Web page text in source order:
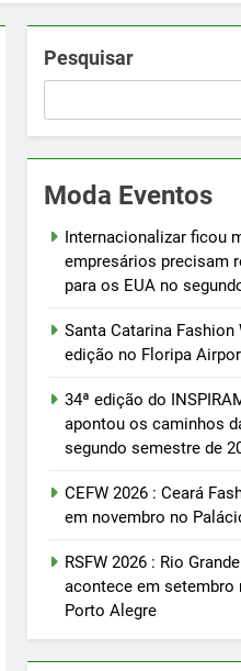
Pesquisar
Moda Eventos
Internacionalizar ficou
empresários precisam
para os EUA no
Santa Catarina Fashion
edição no Floripa
34ª edição do
apontou os caminhos
segundo semestre de
CEFW 2026 : Ceará
em novembro no
RSFW 2026 : Rio
acontece em setembro
Porto Alegre